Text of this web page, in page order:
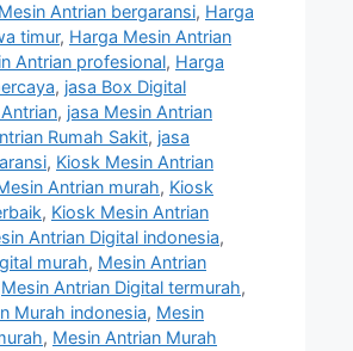
Antrian bergaransi, Harga
timur, Harga Mesin Antrian
Antrian profesional, Harga
, jasa Box Digital
, jasa Mesin Antrian
Rumah Sakit, jasa
, Kiosk Mesin Antrian
Antrian murah, Kiosk
, Kiosk Mesin Antrian
Antrian Digital indonesia,
murah, Mesin Antrian
Mesin Antrian Digital termurah,
Murah indonesia, Mesin
, Mesin Antrian Murah